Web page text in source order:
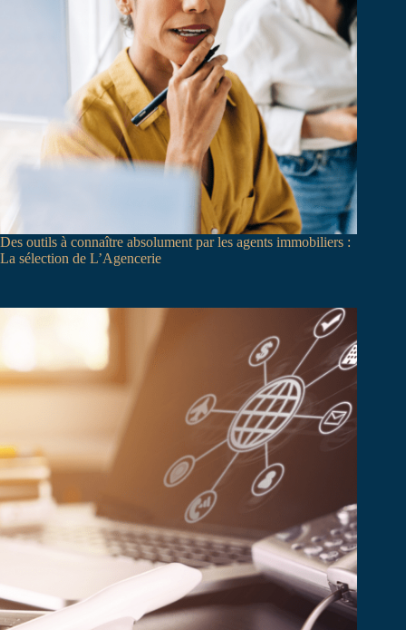
Des outils à connaître absolument par les agents immobiliers :
La sélection de L’Agencerie